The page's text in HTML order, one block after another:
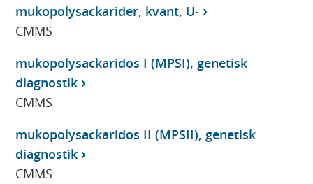
mukopolysackarider, kvant, U-
CMMS
mukopolysackaridos I (MPSI), genetisk
diagnostik
CMMS
mukopolysackaridos II (MPSII), genetisk
diagnostik
CMMS